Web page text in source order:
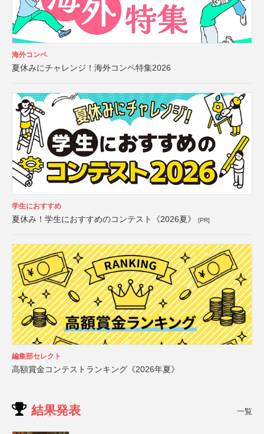
海外コンペ
夏休みにチャレンジ！海外コンペ特集2026
学生におすすめ
夏休み！学生におすすめのコンテスト《2026夏》 [PR]
編集部セレクト
高額賞金コンテストランキング《2026年夏》
結果発表 一覧